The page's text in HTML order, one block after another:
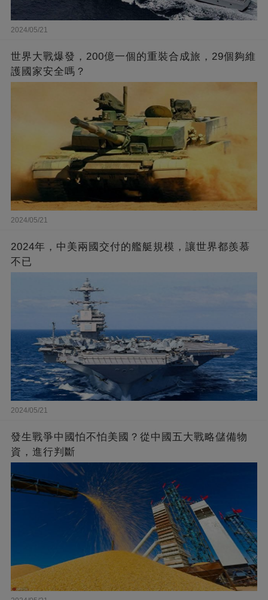
2024/05/21
世界大戰爆發，200億一個的重裝合成旅，29個夠維
護國家安全嗎？
2024/05/21
2024年，中美兩國交付的艦艇規模，讓世界都羨慕
不已
2024/05/21
發生戰爭中國怕不怕美國？從中國五大戰略儲備物
資，進行判斷